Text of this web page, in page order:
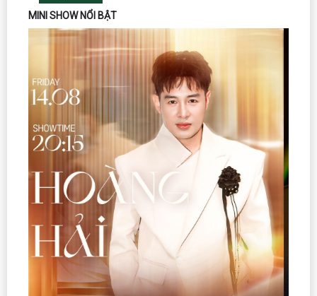
MINI SHOW NỔI BẬT